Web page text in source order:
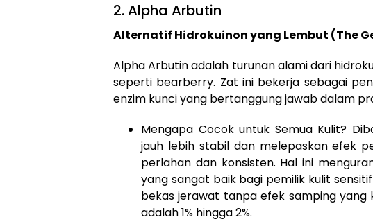
2. Alpha Arbutin
Alternatif Hidrokuinon yang Lembut (The
Alpha Arbutin adalah turunan alami dari
seperti bearberry. Zat ini bekerja sebagai
enzim kunci yang bertanggung jawab dalam
Mengapa Cocok untuk Semua Kulit?
jauh lebih stabil dan melepaskan efek
perlahan dan konsisten. Hal ini
yang sangat baik bagi pemilik kulit
bekas jerawat tanpa efek samping yang
adalah 1% hingga 2%.